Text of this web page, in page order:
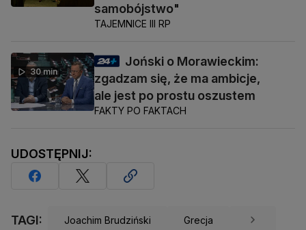
samobójstwo"
TAJEMNICE III RP
30 min
Joński o Morawieckim:
zgadzam się, że ma ambicje,
ale jest po prostu oszustem
FAKTY PO FAKTACH
UDOSTĘPNIJ:
TAGI: Joachim Brudziński Grecja